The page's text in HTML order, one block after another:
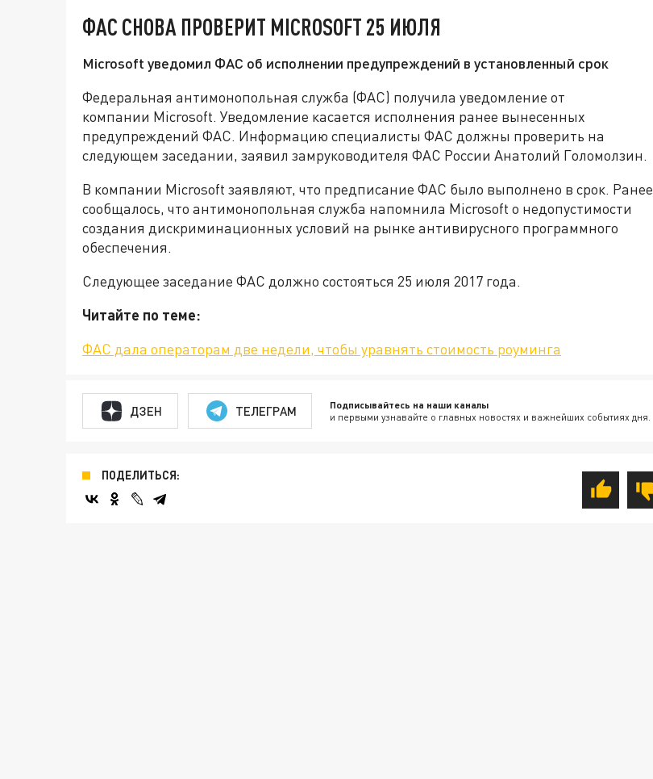
ФАС СНОВА ПРОВЕРИТ MICROSOFT 25 ИЮЛЯ
Microsoft уведомил ФАС об исполнении предупреждений в установленный срок
Федеральная антимонопольная служба (ФАС) получила уведомление от
компании Microsoft. Уведомление касается исполнения ранее вынесенных
предупреждений ФАС. Информацию специалисты ФАС должны проверить на
следующем заседании, заявил замруководителя ФАС России Анатолий Голомолзин.
В компании Microsoft заявляют, что предписание ФАС было выполнено в срок. Ранее
сообщалось, что антимонопольная служба напомнила Microsoft о недопустимости
создания дискриминационных условий на рынке антивирусного программного
обеспечения.
Следующее заседание ФАС должно состояться 25 июля 2017 года.
Читайте по теме:
ФАС дала операторам две недели, чтобы уравнять стоимость роуминга
ДЗЕН ТЕЛЕГРАМ Подписывайтесь на наши каналы
и первыми узнавайте о главных новостях и важнейших событиях дня.
ПОДЕЛИТЬСЯ: